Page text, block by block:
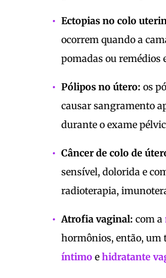
Ectopias no colo
ocorrem quando a
pomadas ou remédios
Pólipos no útero: os
causar sangramento
durante o exame
Câncer de colo de
sensível, dolorida e
radioterapia,
Atrofia vaginal: com a
hormônios, então, um
íntimo e hidratante